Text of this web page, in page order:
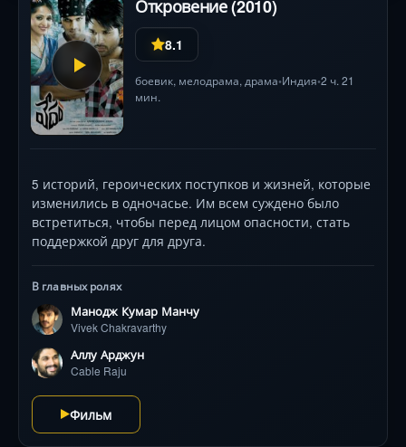
Откровение (2010)
8.1
боевик, мелодрама, драма•Индия•2 ч. 21
мин.
5 историй, героических поступков и жизней, которые
изменились в одночасье. Им всем суждено было
встретиться, чтобы перед лицом опасности, стать
поддержкой друг для друга.
В главных ролях
Манодж Кумар Манчу
Vivek Chakravarthy
Аллу Арджун
Cable Raju
Фильм